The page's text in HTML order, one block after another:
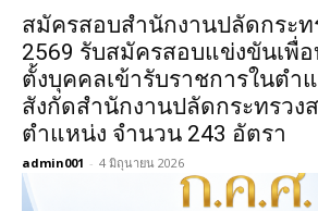
สมัครสอบสำนักงานปลัดกระ
2569 รับสมัครสอบแข่งขันเพื่
ตั้งบุคคลเข้ารับราชการในตำ
สังกัดสำนักงานปลัดกระทรวง
ตำแหน่ง จำนวน 243 อัตรา
admin001 - 4 มิถุนายน 2026